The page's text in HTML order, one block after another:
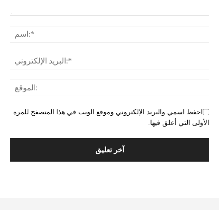
احفظ اسمي والبريد الإلكتروني وموقع الويب في هذا المتصفح للمرة
الأولى التي أعلق فيها.